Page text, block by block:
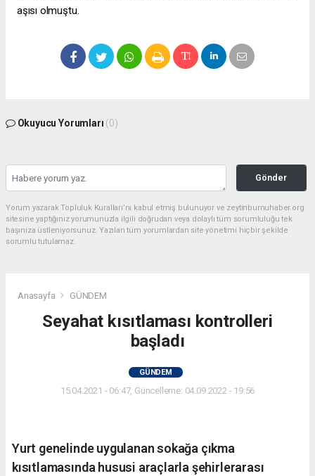
aşısı olmuştu.
Okuyucu Yorumları (0)
Gönder
Yorum yazarak Topluluk Kuralları’nı kabul etmiş bulunuyor ve zeytinburnuhaber.org
sitesine yaptığınız yorumunuzla ilgili doğrudan veya dolaylı tüm sorumluluğu tek
başınıza üstleniyorsunuz. Yazılan tüm yorumlardan site yönetimi hiçbir şekilde
sorumlu tutulamaz.
Anasayfa GÜNDEM
Seyahat kısıtlaması kontrolleri
başladı
GÜNDEM
15.04.2021 - 06:47, Güncelleme: 04.09.2022 - 19:56
Yurt genelinde uygulanan sokağa çıkma
kısıtlamasında hususi araçlarla şehirlerarası